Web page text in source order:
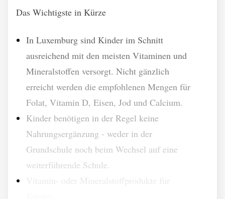
Das Wichtigste in Kürze
In Luxemburg sind Kinder im Schnitt
ausreichend mit den meisten Vitaminen und
Mineralstoffen versorgt. Nicht gänzlich
erreicht werden die empfohlenen Mengen für
Folat, Vitamin D, Eisen, Jod und Calcium.
Kinder benötigen in der Regel keine
Nahrungsergänzung - weder in der
Grundschule noch beim Wechsel auf eine
weiterführende Schule.
Vitamin- oder Mineralstoffprodukte für